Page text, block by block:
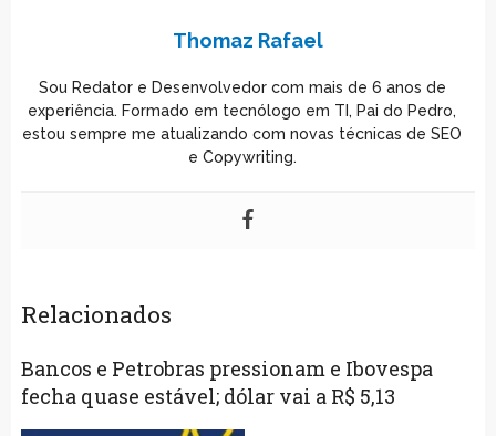
Thomaz Rafael
Sou Redator e Desenvolvedor com mais de 6 anos de
experiência. Formado em tecnólogo em TI, Pai do Pedro,
estou sempre me atualizando com novas técnicas de SEO
e Copywriting.
Relacionados
Bancos e Petrobras pressionam e Ibovespa
fecha quase estável; dólar vai a R$ 5,13